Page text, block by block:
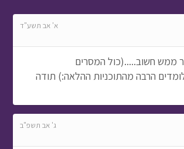
א' אב תשע"ד
ממש חשוב.....(כול המסרים
הרבה מהתוכניות ההלאה:) תודה
ג' אב תשפ"ב